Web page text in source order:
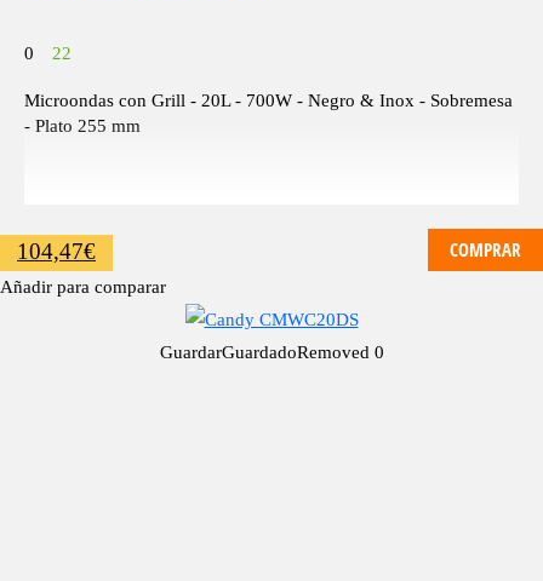
0 22
Microondas con Grill - 20L - 700W - Negro & Inox - Sobremesa
- Plato 255 mm
104,47€ COMPRAR
Añadir para comparar
GuardarGuardadoRemoved 0